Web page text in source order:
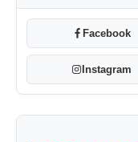
Facebook
Instagram